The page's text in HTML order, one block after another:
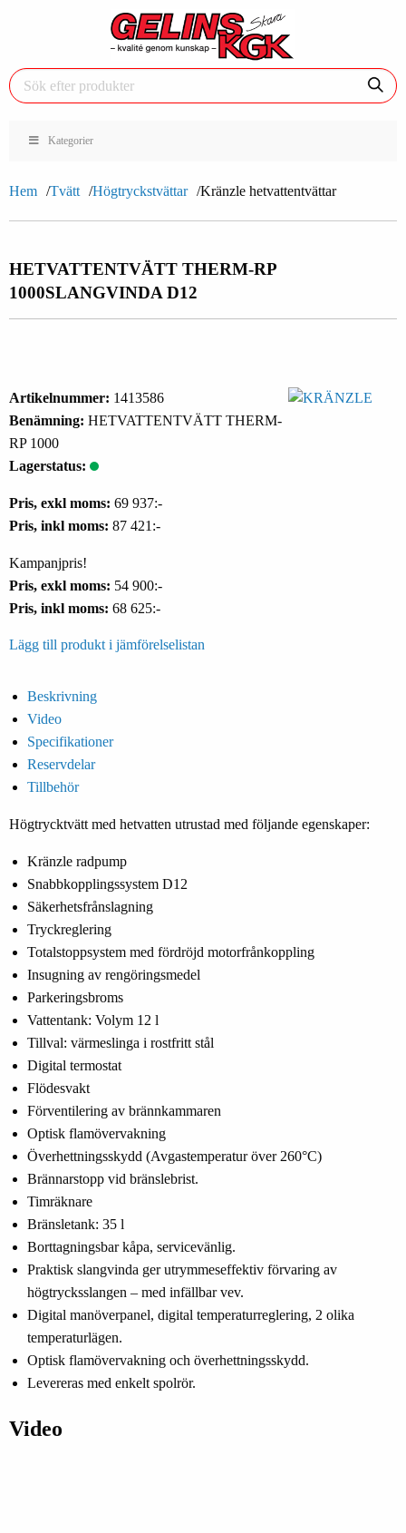
Kategorier
Hem Tvätt Högtryckstvättar Kränzle hetvattentvättar
HETVATTENTVÄTT THERM-RP
1000SLANGVINDA D12
Artikelnummer: 1413586
Benämning: HETVATTENTVÄTT THERM-
RP 1000
Lagerstatus:
Pris, exkl moms: 69 937:-
Pris, inkl moms: 87 421:-
Kampanjpris!
Pris, exkl moms: 54 900:-
Pris, inkl moms: 68 625:-
Lägg till produkt i jämförelselistan
Beskrivning
Video
Specifikationer
Reservdelar
Tillbehör
Högtrycktvätt med hetvatten utrustad med följande egenskaper:
Kränzle radpump
Snabbkopplingssystem D12
Säkerhetsfrånslagning
Tryckreglering
Totalstoppsystem med fördröjd motorfrånkoppling
Insugning av rengöringsmedel
Parkeringsbroms
Vattentank: Volym 12 l
Tillval: värmeslinga i rostfritt stål
Digital termostat
Flödesvakt
Förventilering av brännkammaren
Optisk flamövervakning
Överhettningsskydd (Avgastemperatur över 260°C)
Brännarstopp vid bränslebrist.
Timräknare
Bränsletank: 35 l
Borttagningsbar kåpa, servicevänlig.
Praktisk slangvinda ger utrymmeseffektiv förvaring av
högtrycksslangen – med infällbar vev.
Digital manöverpanel, digital temperaturreglering, 2 olika
temperaturlägen.
Optisk flamövervakning och överhettningsskydd.
Levereras med enkelt spolrör.
Video